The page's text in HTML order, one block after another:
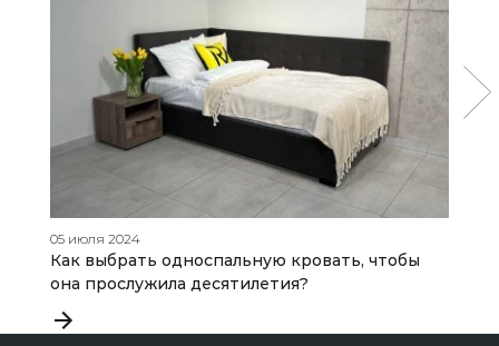
05 июля 2024
Как выбрать односпальную кровать, чтобы
она прослужила десятилетия?